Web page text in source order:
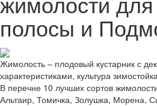
полосы и
Жимолость – плодовый кустарник с
характеристиками, культура
В перечне 10 лучших сортов
Альтаир, Томичка, Золушка, Морена,